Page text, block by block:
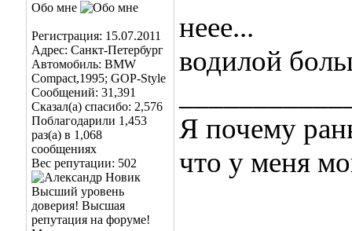
Обо мне
Регистрация: 15.07.2011
Адрес: Санкт-Петербург
Автомобиль: BMW
Compact,1995; GOP-Style
Сообщений: 31,391
Сказал(а) спасибо: 2,576
Поблагодарили 1,453
раз(а) в 1,068
сообщениях
Вес репутации: 502
неее...
водилой
Я почему
что у меня